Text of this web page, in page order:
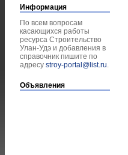
Информация
По всем вопросам
касающихся работы
ресурса Строительство
Улан-Удэ и добавления в
справочник пишите по
адресу stroy-portal@list.ru.
Объявления